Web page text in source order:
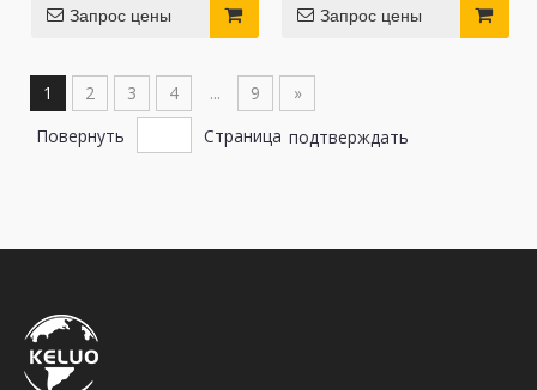
Запрос цены Запрос цены
1 2 3 4 ... 9
»
Повернуть
Страница подтверждать